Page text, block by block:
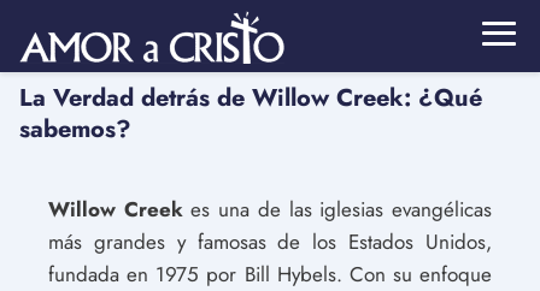
La Verdad detrás de Willow Creek: ¿Qué
sabemos?
Willow Creekes una de las iglesias evangélicas
más grandes y famosas de los Estados Unidos,
fundada en 1975 por Bill Hybels. Con su enfoque